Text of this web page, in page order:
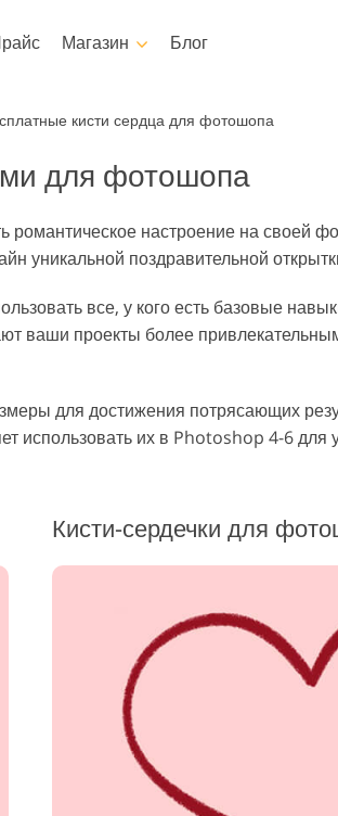
для обучения ИИ
Услуги Редактирования
Видео
Магазин
Templates
ко Дню святого
на детский
Video
Профессиональные
Блог
кисти сердца для фотошопа
для фотошопа
романтическое настроение на своей
уникальной поздравительной
все, у кого есть базовые
ваши проекты более
для достижения потрясающих
использовать их в Photoshop 4-6 для